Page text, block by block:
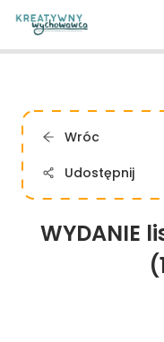
Wróc
Udostępnij
WYDANIE